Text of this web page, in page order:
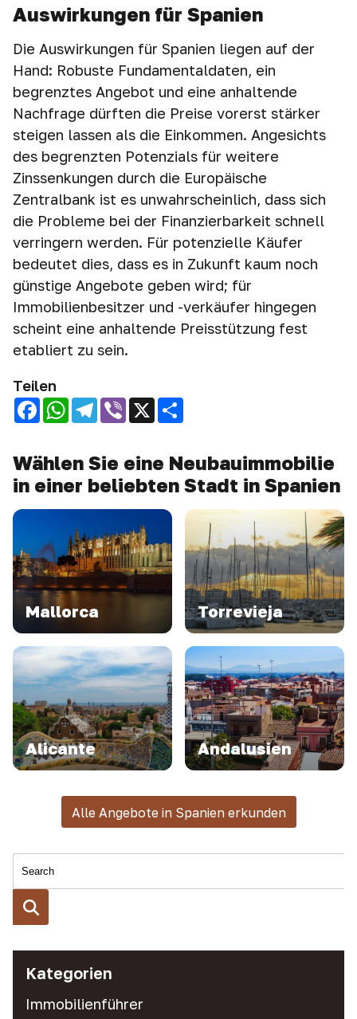
Auswirkungen für Spanien
Die Auswirkungen für Spanien liegen auf der
Hand: Robuste Fundamentaldaten, ein
begrenztes Angebot und eine anhaltende
Nachfrage dürften die Preise vorerst stärker
steigen lassen als die Einkommen. Angesichts
des begrenzten Potenzials für weitere
Zinssenkungen durch die Europäische
Zentralbank ist es unwahrscheinlich, dass sich
die Probleme bei der Finanzierbarkeit schnell
verringern werden. Für potenzielle Käufer
bedeutet dies, dass es in Zukunft kaum noch
günstige Angebote geben wird; für
Immobilienbesitzer und -verkäufer hingegen
scheint eine anhaltende Preisstützung fest
etabliert zu sein.
Teilen
Facebook
WhatsApp
Telegram
Viber
X Share
Wählen Sie eine Neubauimmobilie
in einer beliebten Stadt in Spanien
Mallorca Torrevieja
Alicante Andalusien
Alle Angebote in Spanien erkunden
Kategorien
Immobilienführer